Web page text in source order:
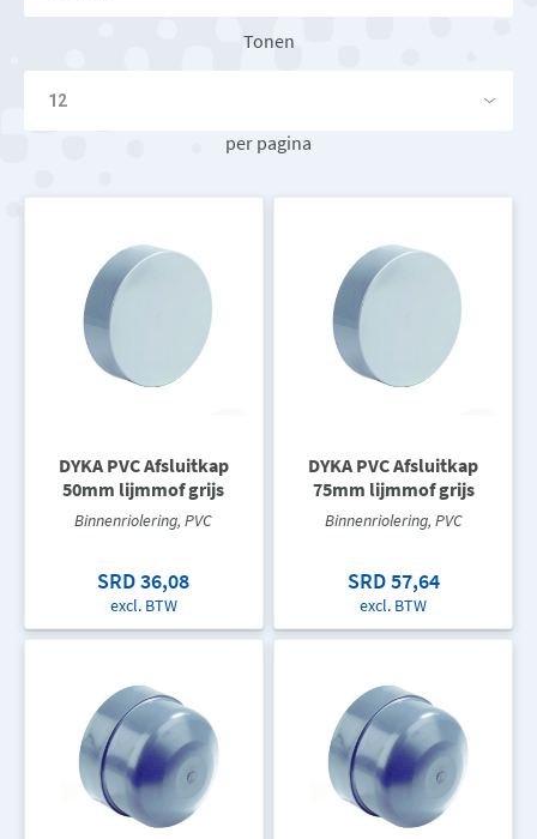
Tonen
per pagina
DYKA PVC Afsluitkap
50mm lijmmof grijs
Binnenriolering, PVC
SRD 36,08
excl. BTW
DYKA PVC Afsluitkap
75mm lijmmof grijs
Binnenriolering, PVC
SRD 57,64
excl. BTW